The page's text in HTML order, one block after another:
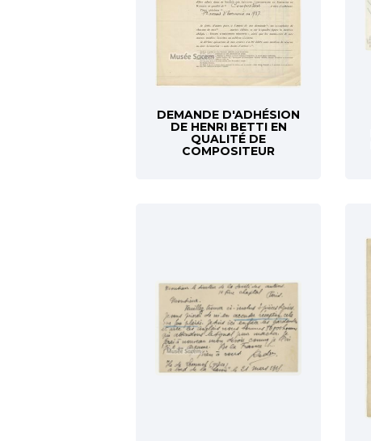
DEMANDE D'ADHÉSION
DE HENRI BETTI EN
QUALITÉ DE
COMPOSITEUR